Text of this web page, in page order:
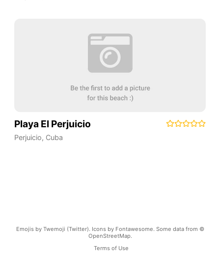
Playa El Perjuicio
Perjuicio, Cuba
Emojis by Twemoji (Twitter). Icons by Fontawesome. Some data from ©
OpenStreetMap.
Terms of Use